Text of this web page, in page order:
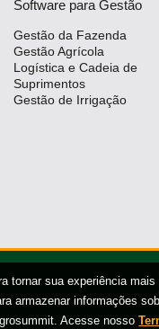
tornar sua experiência
armazenar informações
Acesse nosso
Software para Gestão
Gestão da Fazenda
Gestão Agrícola
Logística e Cadeia de
Suprimentos
Gestão de Irrigação